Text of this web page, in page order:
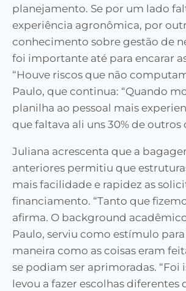
planejamento. Se por um lado
experiência agronômica, por
conhecimento sobre gestão de
foi importante até para encarar
“Houve riscos que não
Paulo, que continua: “Quando
planilha ao pessoal mais
que faltava ali uns 30% de outros
Juliana acrescenta que a
anteriores permitiu que
mais facilidade e rapidez as
financiamento. “Tanto que
afirma. O background
Paulo, serviu como estímulo
maneira como as coisas eram
se podiam ser aprimoradas. “Foi
levou a fazer escolhas diferentes